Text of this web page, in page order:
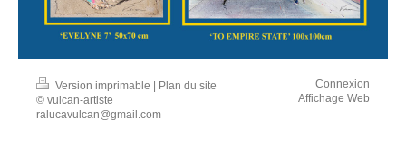
Version imprimable | Plan du site
© vulcan-artiste
ralucavulcan@gmail.com
Connexion
Affichage Web